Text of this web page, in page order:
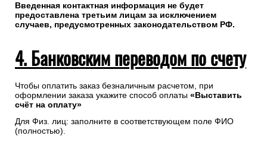
Введенная контактная информация не будет
предоставлена третьим лицам за исключением
случаев, предусмотренных законодательством РФ.
4. Банковским переводом по счету
Чтобы оплатить заказ безналичным расчетом, при
оформлении заказа укажите способ оплаты «Выставить
счёт на оплату»
Для Физ. лиц: заполните в соответствующем поле ФИО
(полностью).